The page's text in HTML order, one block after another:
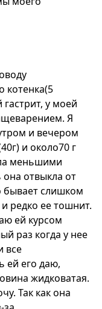
котенка(5
у моей
Я
и вечером
и около70 г
меньшими
отвыкла от
бывает слишком
редко ее тошнит.
ей курсом
раз когда у нее
все
ей его даю,
жидковатая.
Так как она